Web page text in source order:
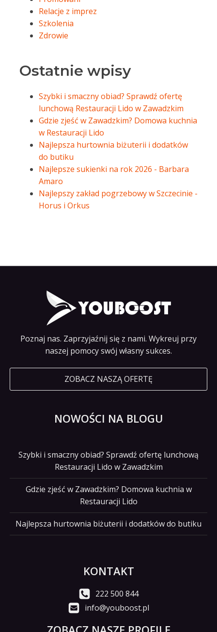
Relacje z imprez
Szkolenia
Zdrowie
Ostatnie wpisy
Szybki i smaczny obiad? Sprawdź ofertę
lunchową Restauracji Lido w Zawadzkim
Gdzie zjeść w Zawadzkim? Domowa kuchnia
w Restauracji Lido
Najlepsza hurtownia biżuterii i dodatków
do butiku
Najlepsze sukienki na rok 2026 - Barbara
Amaro
Najlepszy zakład pogrzebowy w Szczecinie -
Horus i Orkus
Poznaj nas. Zaprzyjaźnij się z nami. Wykreuj przy
naszej pomocy swój własny sukces.
ZOBACZ NASZĄ OFERTĘ
NOWOŚCI NA BLOGU
Szybki i smaczny obiad? Sprawdź ofertę lunchową
Restauracji Lido w Zawadzkim
Gdzie zjeść w Zawadzkim? Domowa kuchnia w
Restauracji Lido
Najlepsza hurtownia biżuterii i dodatków do butiku
KONTAKT
222 500 844
info@youboost.pl